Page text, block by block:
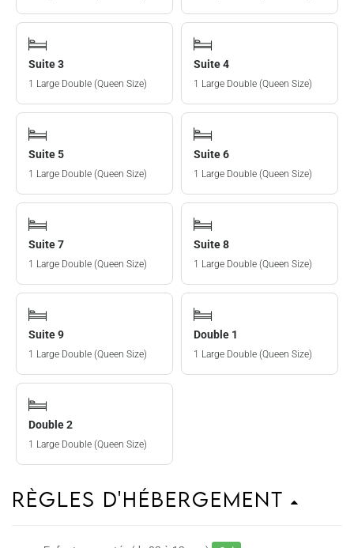
Suite 3
1 Large Double (Queen Size)
Suite 4
1 Large Double (Queen Size)
Suite 5
1 Large Double (Queen Size)
Suite 6
1 Large Double (Queen Size)
Suite 7
1 Large Double (Queen Size)
Suite 8
1 Large Double (Queen Size)
Suite 9
1 Large Double (Queen Size)
Double 1
1 Large Double (Queen Size)
Double 2
1 Large Double (Queen Size)
Règles d'hébergement